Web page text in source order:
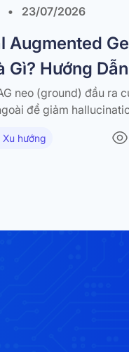
• 23/07/2026
Augmented
Gì? Hướng
neo (ground) đầu ra
để giảm
thực tế. Các mô hình
Xu hướng